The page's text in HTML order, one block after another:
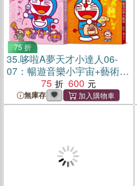
75 折
35.哆啦A夢天才小達人06-
07：暢遊音樂小宇宙+藝術世
界大解密75 600
無庫存